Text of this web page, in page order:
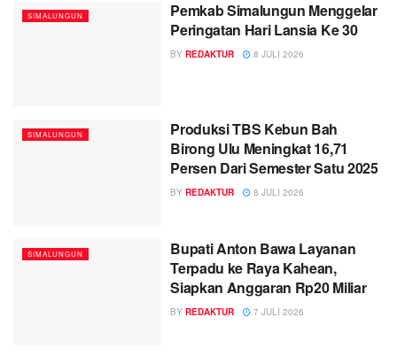
SIMALUNGUN
Pemkab Simalungun Menggelar
Peringatan Hari Lansia Ke 30
BY REDAKTUR 8 JULI 2026
SIMALUNGUN
Produksi TBS Kebun Bah
Birong Ulu Meningkat 16,71
Persen Dari Semester Satu 2025
BY REDAKTUR 8 JULI 2026
SIMALUNGUN
Bupati Anton Bawa Layanan
Terpadu ke Raya Kahean,
Siapkan Anggaran Rp20 Miliar
BY REDAKTUR 7 JULI 2026